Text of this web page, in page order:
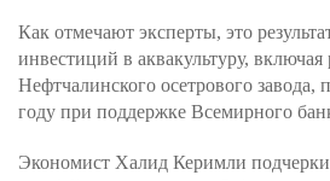
Как отмечают эксперты, это
инвестиций в аквакультуру, включая
Нефтчалинского осетрового завода,
году при поддержке Всемирного
Экономист Халид Керимли